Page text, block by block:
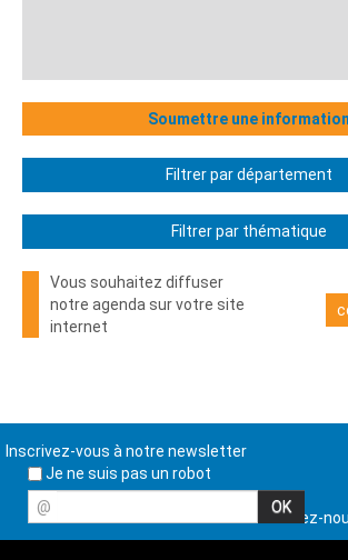
Soumettre une information
Filtrer par département
Filtrer par thématique
Vous souhaitez diffuser
notre agenda sur votre site
internet
Inscrivez-vous à notre newsletter
Je ne suis pas un robot
@
Suivez-